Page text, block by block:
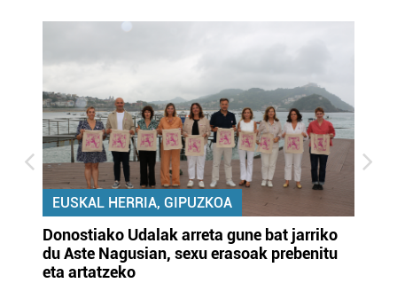
EUSKAL HERRIA, GIPUZKOA
Donostiako Udalak arreta gune bat jarriko
du Aste Nagusian, sexu erasoak prebenitu
eta artatzeko